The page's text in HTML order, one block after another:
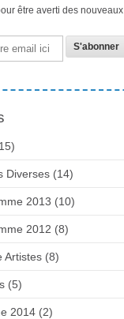
être averti des nouveaux
Diverses (14)
2013 (10)
2012 (8)
Artistes (8)
(5)
2014 (2)